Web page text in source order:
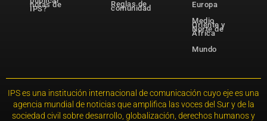
notas de
IPS?
Reglas de
comunidad
Europa
Medio
Oriente y
Norte de
África
Mundo
IPS es una institución internacional de comunicación cuyo eje es una
agencia mundial de noticias que amplifica las voces del Sur y de la
sociedad civil sobre desarrollo, globalización, derechos humanos y